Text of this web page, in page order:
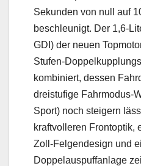
Sekunden von null auf
beschleunigt. Der 1,6-
GDI) der neuen
Stufen-
kombiniert, dessen
dreistufige Fahrmodus-
Sport) noch steigern
kraftvolleren Frontoptik,
Zoll-Felgendesign und
Doppelauspuffanlage